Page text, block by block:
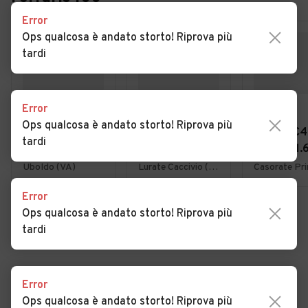
€ 4.950
Fiat Panda 1.2
EasyPower
Lounge
Uboldo (VA)
Ford Focus 1.6i
Ambiente
Lurate Caccivio (CO)
Citroen C4
Picasso
7posti
VEDI TUTTE
Cerca altri risultati
Error
Ops qualcosa è andato storto! Riprova più
tardi
Error
Ops qualcosa è andato storto! Riprova più
tardi
Error
Ops qualcosa è andato storto! Riprova più
tardi
Error
Ops qualcosa è andato storto! Riprova più